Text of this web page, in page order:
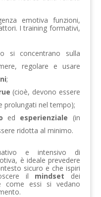
emotiva funzioni,
I training formativi,
si concentrano sulla
regolare e usare
;
(cioè, devono essere
prolungati nel tempo);
ed esperienziale (in
ridotta al minimo.
e intensivo di
è ideale prevedere
sicuro e che ispiri
il mindset dei
come essi si vedano